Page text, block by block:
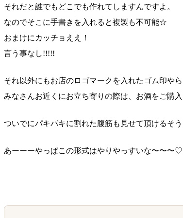
それだと誰でもどこでも作れてしますんですよ。
なのでそこに手書きを入れると複製も不可能☆
おまけにカッチョええ！
言う事なし!!!!!
それ以外にもお店のロゴマークを入れたゴム印や
みなさんお近くにお立ち寄りの際は、お酒をご購
ついでにパキパキに割れた腹筋も見せて頂けるそ
あーーーやっぱこの形式はやりやっすいな〜〜〜♡